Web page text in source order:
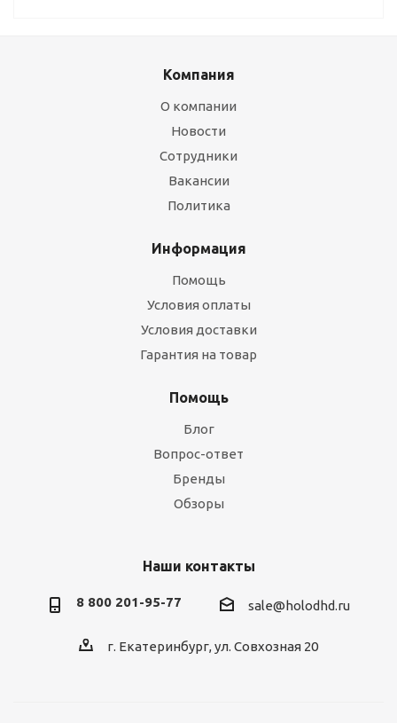
Компания
О компании
Новости
Сотрудники
Вакансии
Политика
Информация
Помощь
Условия оплаты
Условия доставки
Гарантия на товар
Помощь
Блог
Вопрос-ответ
Бренды
Обзоры
Наши контакты
8 800 201-95-77 sale@holodhd.ru
г. Екатеринбург, ул. Совхозная 20